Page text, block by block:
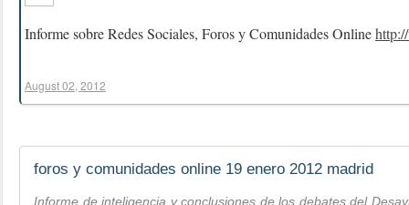
Informe sobre Redes Sociales, Foros y Comunidades Online
August 02, 2012
foros y comunidades online 19 enero 2012 madrid
Informe de inteligencia y conclusiones de los debates del